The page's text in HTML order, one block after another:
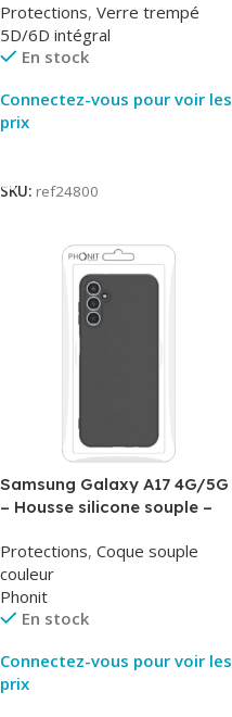
Protections, Verre trempé
5D/6D intégral
En stock
Connectez-vous pour voir les
prix
SKU: ref24800
Samsung Galaxy A17 4G/5G
– Housse silicone souple –
Protections, Coque souple
couleur
Phonit
En stock
Connectez-vous pour voir les
prix